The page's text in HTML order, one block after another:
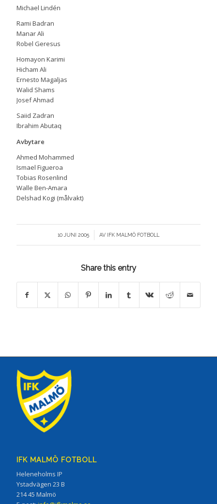
Michael Lindén
Rami Badran
Manar Ali
Robel Geresus
Homayon Karimi
Hicham Ali
Ernesto Magaljas
Walid Shams
Josef Ahmad
Saiid Zadran
Ibrahim Abutaq
Avbytare
Ahmed Mohammed
Ismael Figueroa
Tobias Rosenlind
Walle Ben-Amara
Delshad Kogi (målvakt)
10 JUNI 2005
/ AV IFK MALMÖ FOTBOLL
Share this entry
IFK MALMÖ FOTBOLL
Heleneholms IP
Ystadvägen 23 B
214 45 Malmö